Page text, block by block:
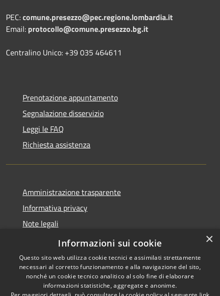
PEC:comune.presezzo@pec.regione.lombardia.it
Email: protocollo@comune.presezzo.bg.it
Centralino Unico: +39 035 464611
Prenotazione appuntamento
Segnalazione disservizio
Leggi le FAQ
Richiesta assistenza
Amministrazione trasparente
Informativa privacy
Note legali
Dichiarazione di accessibilità
Copyright © 2026 • Comune di
×
Informazioni sui cookie
Questo sito web utilizza cookie tecnici e assimilati strettamente
necessari al corretto funzionamento e alla navigazione del sito,
nonché un cookie tecnico analitico al solo fine di elaborare
informazioni statistiche, aggregate e anonime.